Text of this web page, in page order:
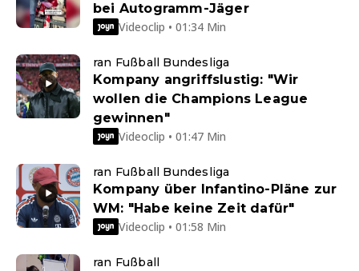
bei Autogramm-Jäger
Videoclip • 01:34 Min
ran Fußball Bundesliga
Kompany angriffslustig: "Wir
wollen die Champions League
gewinnen"
Videoclip • 01:47 Min
ran Fußball Bundesliga
Kompany über Infantino-Pläne zur
WM: "Habe keine Zeit dafür"
Videoclip • 01:58 Min
ran Fußball